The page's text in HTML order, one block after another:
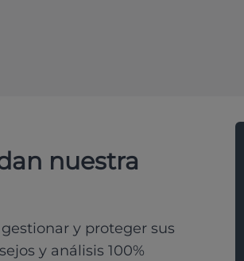
nuestra
y proteger sus
y análisis 100%